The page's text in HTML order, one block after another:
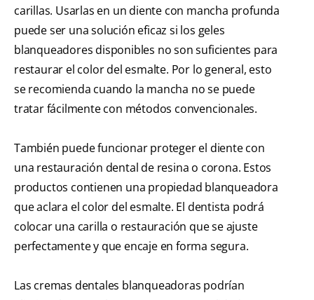
carillas. Usarlas en un diente con mancha profunda
puede ser una solución eficaz si los geles
blanqueadores disponibles no son suficientes para
restaurar el color del esmalte. Por lo general, esto
se recomienda cuando la mancha no se puede
tratar fácilmente con métodos convencionales.
También puede funcionar proteger el diente con
una restauración dental de resina o corona. Estos
productos contienen una propiedad blanqueadora
que aclara el color del esmalte. El dentista podrá
colocar una carilla o restauración que se ajuste
perfectamente y que encaje en forma segura.
Las cremas dentales blanqueadoras podrían